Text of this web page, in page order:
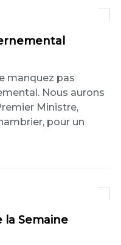
manquez pas
Nous aurons
Ministre,
pour un
la Semaine